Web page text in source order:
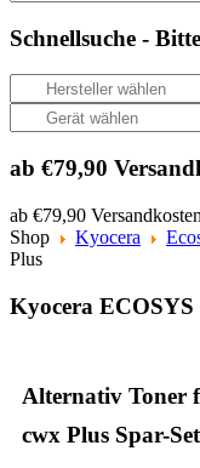
Schnellsuche -
ab €79,90
ab €79,90
Shop
Kyocera
Plus
Kyocera ECOSYS
Alternativ Toner
cwx Plus Spar-Set